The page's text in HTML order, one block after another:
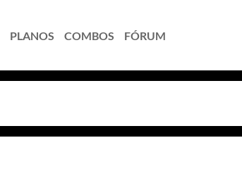
PLANOS COMBOS FÓRUM